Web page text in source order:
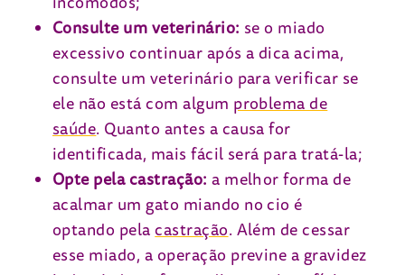
Consulte um veterinário: se o miado
excessivo continuar após a dica acima,
consulte um veterinário para verificar se
ele não está com algum problema de
saúde. Quanto antes a causa for
identificada, mais fácil será para tratá-la;
Opte pela castração: a melhor forma de
acalmar um gato miando no cio é
optando pelacastração. Além de cessar
esse miado, a operação previne a gravidez